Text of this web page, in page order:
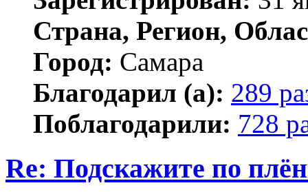
Страна, Регион,
Город: Самара
Благодарил (а): 289
Поблагодарили: 728
Re: Подскажите по